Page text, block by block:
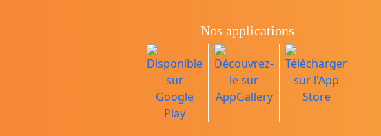
Nos applications